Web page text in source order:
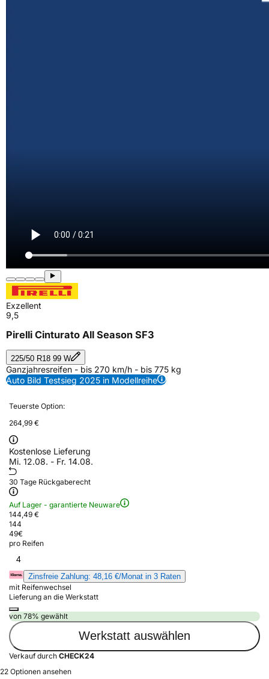
Exzellent
9,5
Pirelli Cinturato All Season SF3
225/50 R18 99 W
Ganzjahresreifen - bis 270 km/h - bis 775 kg
Auto Bild Testsieg 2025 in Modellreihe
Teuerste Option:
264,99 €
Kostenlose Lieferung
Mi. 12.08. - Fr. 14.08.
30 Tage Rückgaberecht
Auf Lager - garantierte Neuware
144,49 €
144
49€
pro Reifen
4
Zinsfreie Zahlung: 48,16 €/Monat in 3 Raten
mit Reifenwechsel
Lieferung an die Werkstatt
von 78% gewählt
Werkstatt auswählen
Verkauf durch CHECK24
22 Optionen ansehen